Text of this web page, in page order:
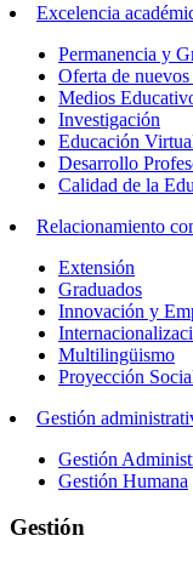
Excelencia
Permanencia y
Oferta de
Medios
Investigación
Educación
Desarrollo
Calidad de la
Relacionamiento
Extensión
Graduados
Innovación y
Multilingüismo
Proyección
Gestión
Gestión
Gestión Humana
Gestión